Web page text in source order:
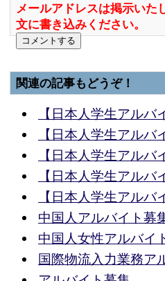
メールアドレスは掲示いた
文に書き込みください。
関連の記事もどうぞ！
【日本人学生アルバ
【日本人学生アルバ
【日本人学生アルバ
【日本人学生アルバ
【日本人学生アルバ
中国人アルバイト募
中国人女性アルバイ
国際物流入力業務ア